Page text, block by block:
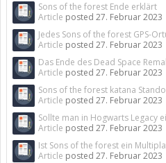
Sons of the forest Ende erklärt
Article posted 27. Februar 2023
Jedes Sons of the forest GPS-
Article posted 27. Februar 2023
Das Ende des Dead Space
Article posted 27. Februar 2023
Sons of the forest katana
Article posted 27. Februar 2023
Sollte man in Hogwarts Legacy
Article posted 27. Februar 2023
Ist Sons of the forest ein
Article posted 27. Februar 2023